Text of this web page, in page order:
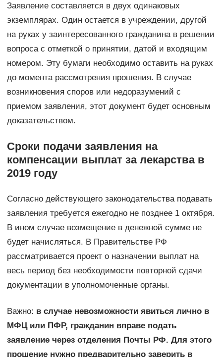
Заявление составляется в двух одинаковых
экземплярах. Один остается в учреждении, другой
на руках у заинтересованного гражданина в решении
вопроса с отметкой о принятии, датой и входящим
номером. Эту бумаги необходимо оставить на руках
до момента рассмотрения прошения. В случае
возникновения споров или недоразумений с
приемом заявления, этот документ будет основным
доказательством.
Сроки подачи заявления на
компенсации выплат за лекарства в
2019 году
Согласно действующего законодательства подавать
заявления требуется ежегодно не позднее 1 октября.
В ином случае возмещение в денежной сумме не
будет начисляться. В Правительстве РФ
рассматривается проект о назначении выплат на
весь период без необходимости повторной сдачи
документации в уполномоченные органы.
Важно: в случае невозможности явиться лично в
МФЦ или ПФР, гражданин вправе подать
заявление через отделения Почты РФ. Для этого
прошение нужно предварительно заверить в